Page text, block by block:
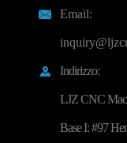

Email:

Indirizzo:
LJZ CNC
Base I: #97